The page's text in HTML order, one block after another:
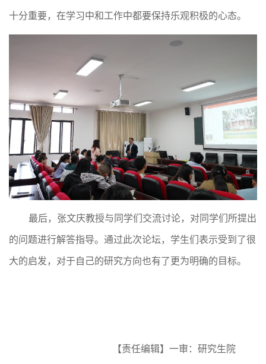
十分重要，在学习中和工作中都要保持乐观积极的心态。
最后，张文庆教授与同学们交流讨论，对同学们所提出
的问题进行解答指导。通过此次论坛，学生们表示受到了很
大的启发，对于自己的研究方向也有了更为明确的目标。
【责任编辑】一审：研究生院